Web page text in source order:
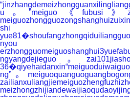
u。”meiguo《fubusi》
shi
ngyangdejieguo。
ng”。